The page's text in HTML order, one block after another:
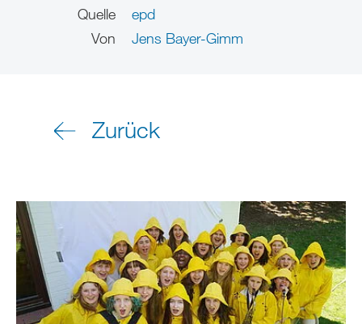
Quelle
epd
Von
Jens Bayer-Gimm
Zurück